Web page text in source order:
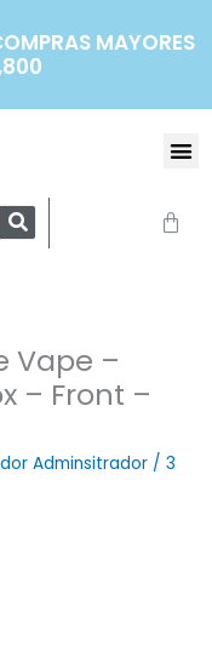
MAYORES
Search
Vape –
– Front –
Adminsitrador /3